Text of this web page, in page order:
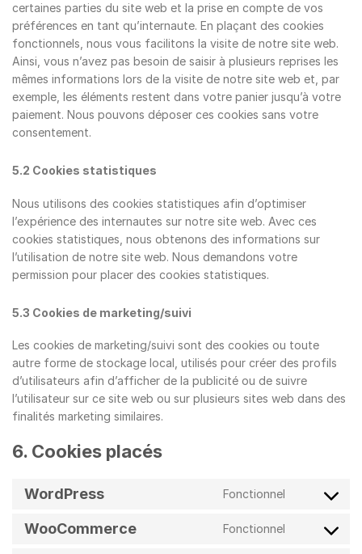
certaines parties du site web et la prise en compte de vos
préférences en tant qu’internaute. En plaçant des cookies
fonctionnels, nous vous facilitons la visite de notre site web.
Ainsi, vous n’avez pas besoin de saisir à plusieurs reprises les
mêmes informations lors de la visite de notre site web et, par
exemple, les éléments restent dans votre panier jusqu’à votre
paiement. Nous pouvons déposer ces cookies sans votre
consentement.
5.2 Cookies statistiques
Nous utilisons des cookies statistiques afin d’optimiser
l’expérience des internautes sur notre site web. Avec ces
cookies statistiques, nous obtenons des informations sur
l’utilisation de notre site web. Nous demandons votre
permission pour placer des cookies statistiques.
5.3 Cookies de marketing/suivi
Les cookies de marketing/suivi sont des cookies ou toute
autre forme de stockage local, utilisés pour créer des profils
d’utilisateurs afin d’afficher de la publicité ou de suivre
l’utilisateur sur ce site web ou sur plusieurs sites web dans des
finalités marketing similaires.
6. Cookies placés
WordPress Fonctionnel
Consent
service
WooCommerce Fonctionnel
Consent